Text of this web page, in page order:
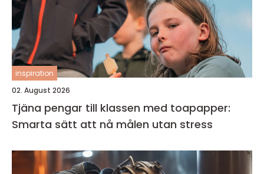
inspiration
02. August 2026
Tjäna pengar till klassen med toapapper:
Smarta sätt att nå målen utan stress